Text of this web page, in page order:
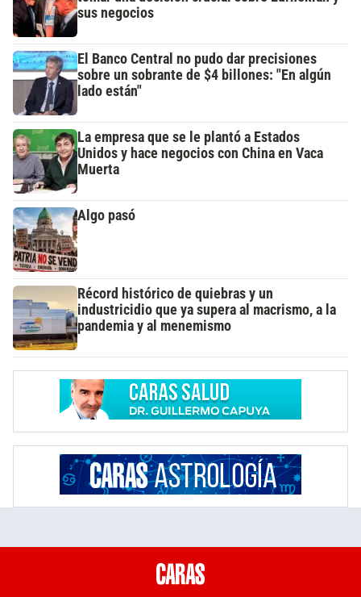
sus negocios
El Banco Central no pudo dar precisiones
sobre un sobrante de $4 billones: "En algún
lado están"
La empresa que se le plantó a Estados
Unidos y hace negocios con China en Vaca
Muerta
Algo pasó
Récord histórico de quiebras y un
industricidio que ya supera al macrismo, a la
pandemia y al menemismo